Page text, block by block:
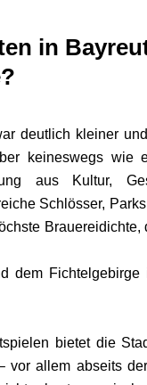
in
deutlich kleiner
keineswegs wie
aus Kultur,
Schlösser,
dem
bietet die
vor allem abseits